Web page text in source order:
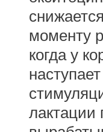
моменту
когда у
лактации